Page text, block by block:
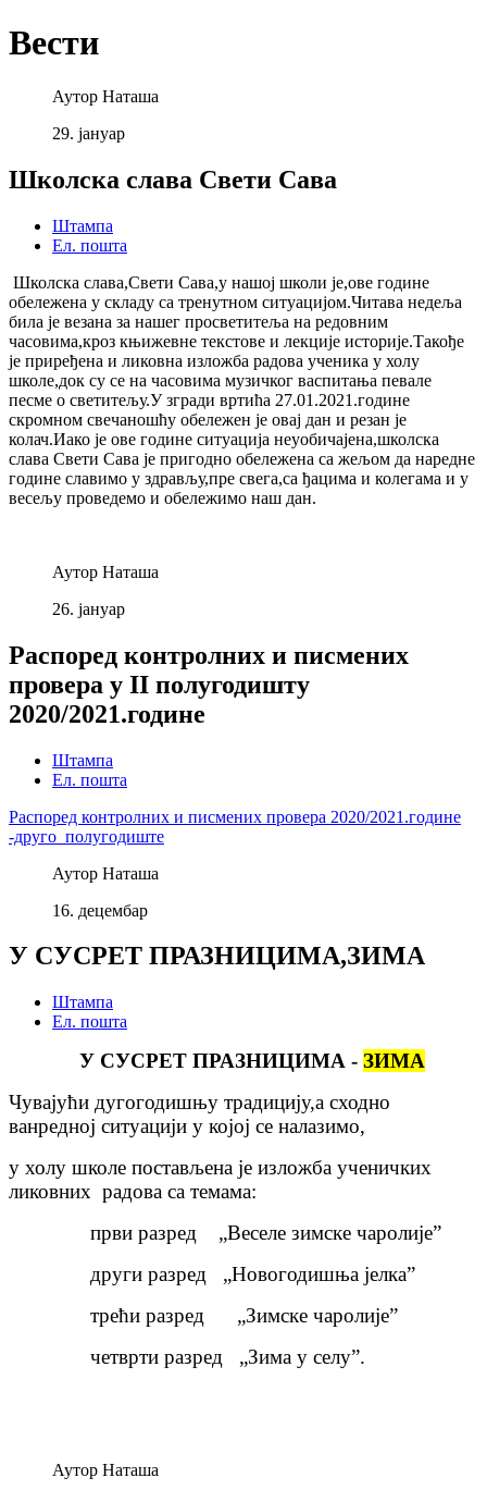
Вести
Аутор Наташа
29. јануар
Школска слава Свети Сава
Штампа
Ел. пошта
Школска слава,Свети Сава,у нашој школи је,ове године
обележена у складу са тренутном ситуацијом.Читава недеља
била је везана за нашег просветитеља на редовним
часовима,кроз књижевне текстове и лекције историје.Такође
је приређена и ликовна изложба радова ученика у холу
школе,док су се на часовима музичког васпитања певале
песме о светитељу.У згради вртића 27.01.2021.године
скромном свечаношћу обележен је овај дан и резан је
колач.Иако је ове године ситуација неуобичајена,школска
слава Свети Сава је пригодно обележена са жељом да наредне
године славимо у здрављу,пре свега,са ђацима и колегама и у
весељу проведемо и обележимо наш дан.
Аутор Наташа
26. јануар
Распоред контролних и писмених
провера у II полугодишту
2020/2021.године
Штампа
Ел. пошта
Распоред контролних и писмених провера 2020/2021.године
-друго полугодиште
Аутор Наташа
16. децембар
У СУСРЕТ ПРАЗНИЦИМА,ЗИМА
Штампа
Ел. пошта
У СУСРЕТ ПРАЗНИЦИМА - ЗИМА
Чувајући дугогодишњу традицију,а сходно
ванредној ситуацији у којој се налазимо,
у холу школе постављена је изложба ученичких
ликовних радова са темама:
први разред „Веселе зимске чаролије”
други разред „Новогодишња јелка”
трећи разред „Зимске чаролије”
четврти разред „Зима у селу”.
Аутор Наташа